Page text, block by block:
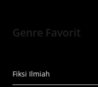
Genre Favorit
Fiksi Ilmiah